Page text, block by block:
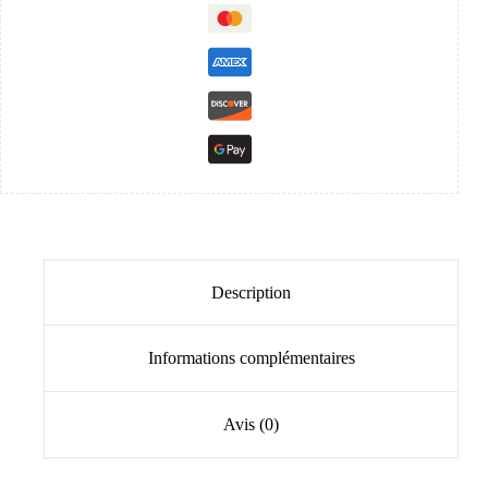
Description
Informations complémentaires
Avis (0)